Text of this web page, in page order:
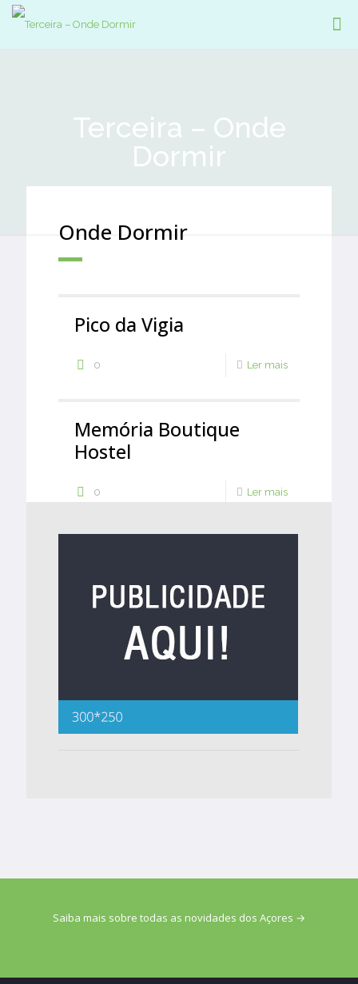
Terceira – Onde
Dormir
Onde Dormir
Pico da Vigia
0 Ler mais
Memória Boutique
Hostel
0 Ler mais
Saiba mais sobre todas as novidades dos Açores →